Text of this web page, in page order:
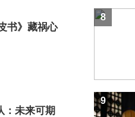
书》藏祸心
：未来可期
8
9